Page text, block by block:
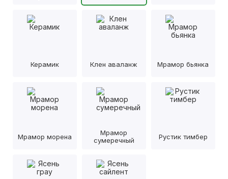
Керамик Клен аваланж Мрамор бьянка
Мрамор морена
Мрамор
сумеречный
Рустик тимбер